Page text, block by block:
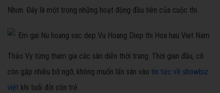
Nhơn. Đây là một trong những hoạt động đầu tiên của cuộc thi.
Thảo Vy từng tham gia các sàn diễn thời trang. Thời gian đầu, cô
còn gặp nhiều bỡ ngỡ, không muốn lấn sân vào tin tức về showbiz
việt khi tuổi đời còn trẻ.